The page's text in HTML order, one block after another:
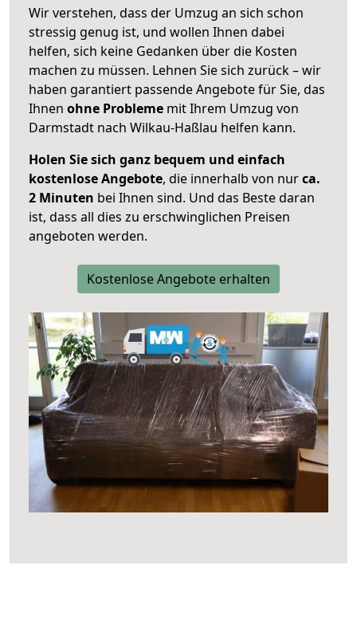
Wir verstehen, dass der Umzug an sich schon
stressig genug ist, und wollen Ihnen dabei
helfen, sich keine Gedanken über die Kosten
machen zu müssen. Lehnen Sie sich zurück – wir
haben garantiert passende Angebote für Sie, das
Ihnen ohne Probleme mit Ihrem Umzug von
Darmstadt nach Wilkau-Haßlau helfen kann.
Holen Sie sich ganz bequem und einfach
kostenlose Angebote, die innerhalb von nurca.
2 Minuten bei Ihnen sind. Und das Beste daran
ist, dass all dies zu erschwinglichen Preisen
angeboten werden.
Kostenlose Angebote erhalten